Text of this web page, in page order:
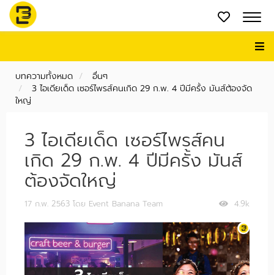
บทความทั้งหมด
อื่นๆ
3 ไอเดียเด็ด เซอร์ไพรส์คนเกิด 29 ก.พ. 4 ปีมีครั้ง มันส์ต้องจัด
ใหญ่
3 ไอเดียเด็ด เซอร์ไพรส์คน
เกิด 29 ก.พ. 4 ปีมีครั้ง มันส์
ต้องจัดใหญ่
4.9k
17 ก.พ. 2563 โดย Event Banana Team